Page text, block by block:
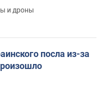
и дроны
посла из-за